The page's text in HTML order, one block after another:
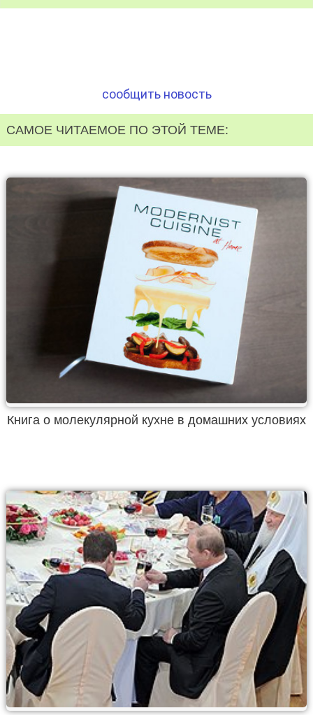
сообщить новость
САМОЕ ЧИТАЕМОЕ ПО ЭТОЙ ТЕМЕ:
Книга о молекулярной кухне в домашних условиях